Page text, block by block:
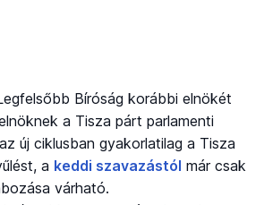
Bíróság korábbi elnökét
a Tisza párt parlamenti
új ciklusban gyakorlatilag a Tisza
a keddi szavazástól már csak
várható.